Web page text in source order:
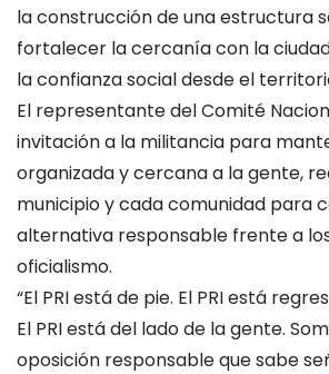
la construcción de una estructura
fortalecer la cercanía con la
la confianza social desde el
El representante del Comité
invitación a la militancia para
organizada y cercana a la gente,
municipio y cada comunidad para
alternativa responsable frente a
oficialismo.
“El PRI está de pie. El PRI está
El PRI está del lado de la gente.
oposición responsable que sabe